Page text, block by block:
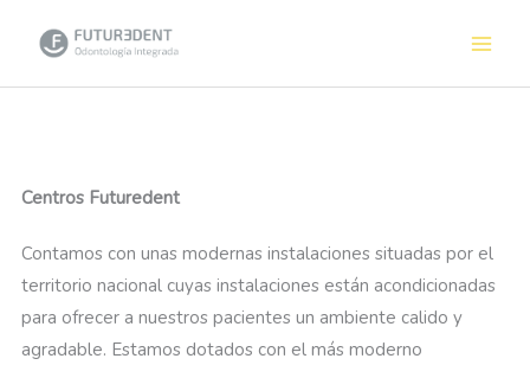
Centros Futuredent
Contamos con unas modernas instalaciones situadas por el
territorio nacional cuyas instalaciones están acondicionadas
para ofrecer a nuestros pacientes un ambiente calido y
agradable. Estamos dotados con el más moderno